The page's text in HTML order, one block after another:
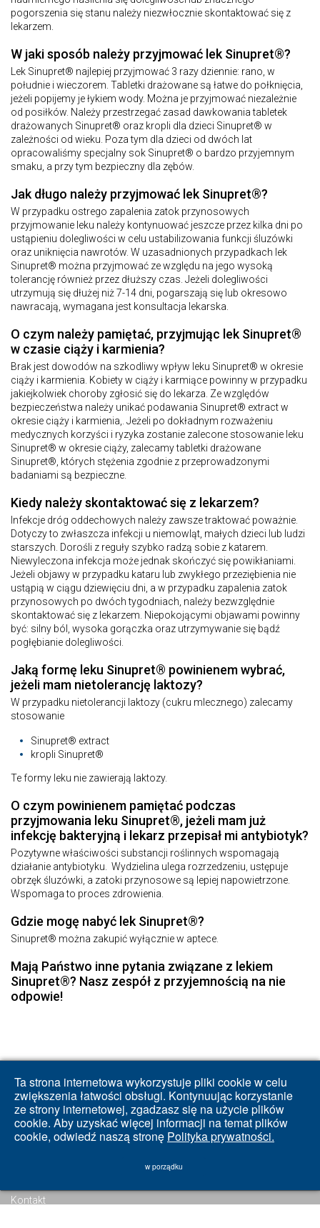
w porządku
Ta strona internetowa wykorzystuje pliki cookie w celu
zwiększenia łatwości obsługi. Kontynuując korzystanie
ze strony internetowej, zgadzasz się na użycie plików
cookie. Aby uzyskać więcej informacji na temat plików
cookie, odwiedź naszą stronę Polityka prywatności.
pogorszenia się stanu należy niezwłocznie skontaktować się z
lekarzem.
W jaki sposób należy przyjmować lek Sinupret®?
Lek Sinupret® najlepiej przyjmować 3 razy dziennie: rano, w
południe i wieczorem. Tabletki drażowane są łatwe do połknięcia,
jeżeli popijemy je łykiem wody. Można je przyjmować niezależnie
od posiłków. Należy przestrzegać zasad dawkowania tabletek
drażowanych Sinupret® oraz kropli dla dzieci Sinupret® w
zależności od wieku. Poza tym dla dzieci od dwóch lat
opracowaliśmy specjalny sok Sinupret® o bardzo przyjemnym
smaku, a przy tym bezpieczny dla zębów.
Jak długo należy przyjmować lek Sinupret®?
W przypadku ostrego zapalenia zatok przynosowych
przyjmowanie leku należy kontynuować jeszcze przez kilka dni po
ustąpieniu dolegliwości w celu ustabilizowania funkcji śluzówki
oraz uniknięcia nawrotów. W uzasadnionych przypadkach lek
Sinupret® można przyjmować ze względu na jego wysoką
tolerancję również przez dłuższy czas. Jeżeli dolegliwości
utrzymują się dłużej niż 7-14 dni, pogarszają się lub okresowo
nawracają, wymagana jest konsultacja lekarska.
O czym należy pamiętać, przyjmując lek Sinupret®
w czasie ciąży i karmienia?
Brak jest dowodów na szkodliwy wpływ leku Sinupret® w okresie
ciąży i karmienia. Kobiety w ciąży i karmiące powinny w przypadku
jakiejkolwiek choroby zgłosić się do lekarza. Ze względów
bezpieczeństwa należy unikać podawania Sinupret® extract w
okresie ciąży i karmienia,. Jeżeli po dokładnym rozważeniu
medycznych korzyści i ryzyka zostanie zalecone stosowanie leku
Sinupret® w okresie ciąży, zalecamy tabletki drażowane
Sinupret®, których stężenia zgodnie z przeprowadzonymi
badaniami są bezpieczne.
Kiedy należy skontaktować się z lekarzem?
Infekcje dróg oddechowych należy zawsze traktować poważnie.
Dotyczy to zwłaszcza infekcji u niemowląt, małych dzieci lub ludzi
starszych. Dorośli z reguły szybko radzą sobie z katarem.
Niewyleczona infekcja może jednak skończyć się powikłaniami.
Jeżeli objawy w przypadku kataru lub zwykłego przeziębienia nie
ustąpią w ciągu dziewięciu dni, a w przypadku zapalenia zatok
przynosowych po dwóch tygodniach, należy bezwzględnie
skontaktować się z lekarzem. Niepokojącymi objawami powinny
być: silny ból, wysoka gorączka oraz utrzymywanie się bądź
pogłębianie dolegliwości.
Jaką formę leku Sinupret® powinienem wybrać,
jeżeli mam nietolerancję laktozy?
W przypadku nietolerancji laktozy (cukru mlecznego) zalecamy
stosowanie
Sinupret® extract
kropli Sinupret®
Te formy leku nie zawierają laktozy.
O czym powinienem pamiętać podczas
przyjmowania leku Sinupret®, jeżeli mam już
infekcję bakteryjną i lekarz przepisał mi antybiotyk?
Pozytywne właściwości substancji roślinnych wspomagają
działanie antybiotyku. Wydzielina ulega rozrzedzeniu, ustępuje
obrzęk śluzówki, a zatoki przynosowe są lepiej napowietrzone.
Wspomaga to proces zdrowienia.
Gdzie mogę nabyć lek Sinupret®?
Sinupret® można zakupić wyłącznie w aptece.
Mają Państwo inne pytania związane z lekiem
Sinupret®? Nasz zespół z przyjemnością na nie
odpowie!
Kontakt